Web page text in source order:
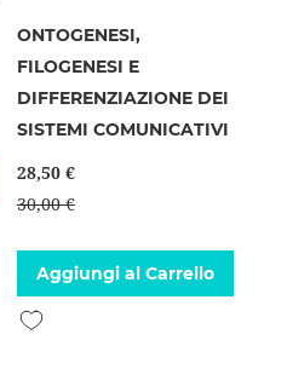
ONTOGENESI,
FILOGENESI E
DIFFERENZIAZIONE DEI
SISTEMI COMUNICATIVI
28,50 €
30,00 €
Aggiungi al Carrello
Aggiungi alla lista desideri